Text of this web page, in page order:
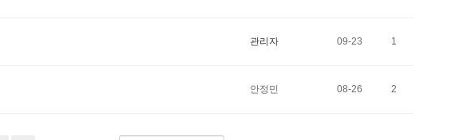
관리자 09-23 1
안정민 08-26 2